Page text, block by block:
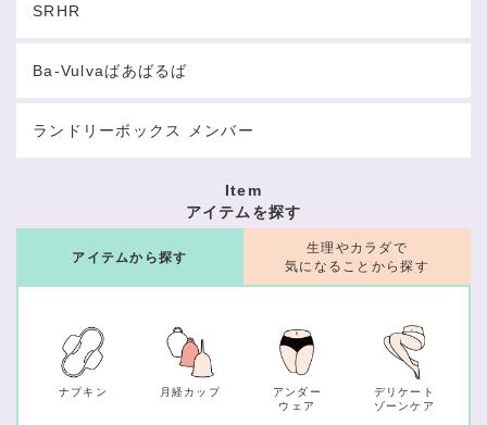
SRHR
Ba-Vulvaばあばるば
ランドリーボックス メンバー
Item
アイテムを探す
アイテムから探す
ナプキン 月経カップ
アンダー
ウェア
デリケート
ゾーンケア
生理やカラダで
気になることから探す